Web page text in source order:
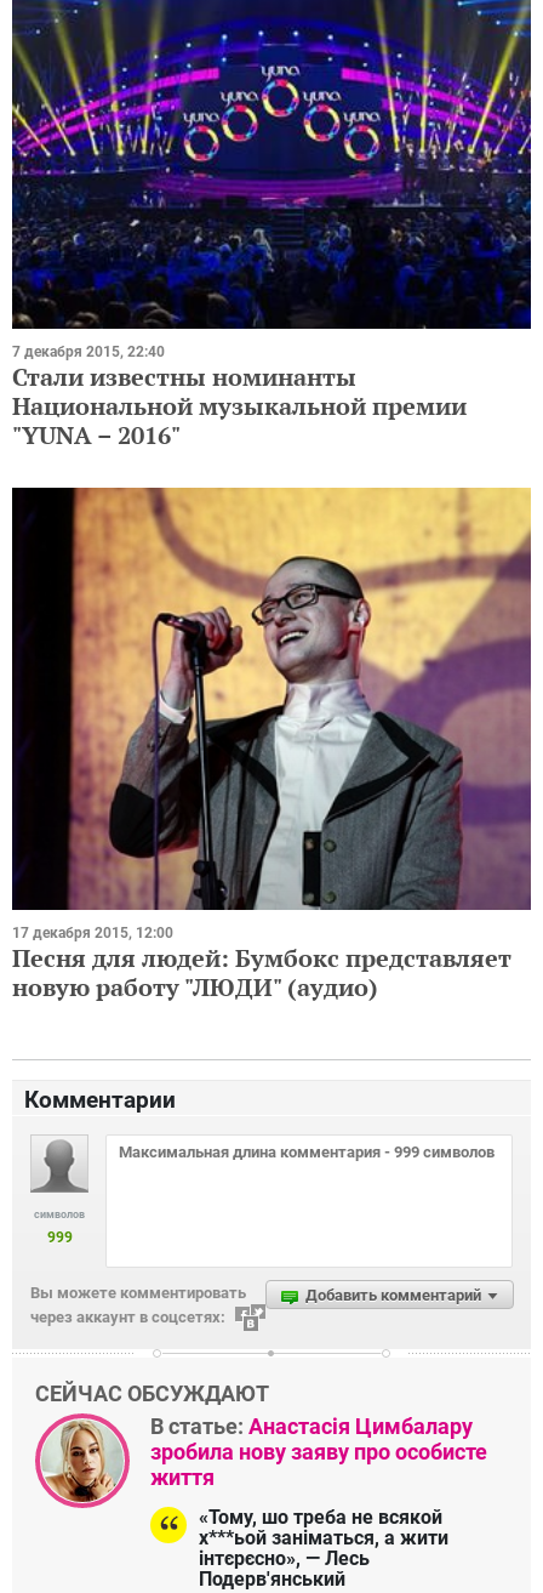
7 декабря 2015, 22:40
Стали известны номинанты
Национальной музыкальной премии
"YUNA – 2016"
17 декабря 2015, 12:00
Песня для людей: Бумбокс представляет
новую работу "ЛЮДИ" (аудио)
Комментарии
символов
999
Добавить комментарий
Вы можете комментировать
через аккаунт в соцсетях:
СЕЙЧАС ОБСУЖДАЮТ
В статье: Анастасія Цимбалару
зробила нову заяву про особисте
життя
«Тому, шо треба не всякой
х***ьой заніматься, а жити
інтєрєсно», — Лесь
Подерв'янський